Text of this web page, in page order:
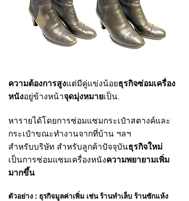
ความต้องการสูงแต่มีคู่แข่งน้อยธุรกิจซ่อมเครื่อง
หนังอยู่ข้างหน้าจุดมุ่งหมายเป็น.
หารายได้โดยการซ่อมแซมกระเป๋าสตางค์และ
กระเป๋าขณะทำงานจากที่บ้าน ฯลฯ
สำหรับบริษัท สำหรับลูกค้าปัจจุบันธุรกิจใหม่
เป็นการซ่อมแซมเครื่องหนังความพยายามเพิ่ม
มากขึ้น
ตัวอย่าง : ธุรกิจมูลค่าเพิ่ม เช่น ร้านทำเล็บ ร้านซักแห้ง